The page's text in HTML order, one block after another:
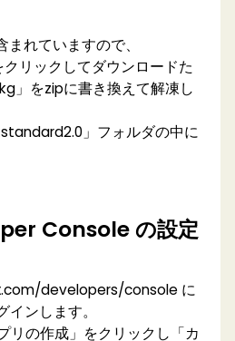
れていますので、
リックしてダウンロードた
」をzipに書き換えて解凍し
」フォルダの中に
Console の設定
developers/console に
ンします。
リの作成」をクリックし「カ